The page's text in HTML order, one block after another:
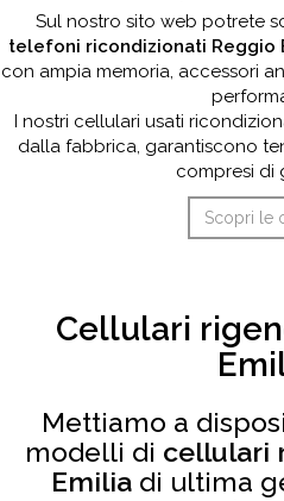
Sul nostro sito web potrete
telefoni ricondizionati Reggio
con ampia memoria, accessori
I nostri cellulari usati
dalla fabbrica, garantiscono
compresi di
Scopri le
Cellulari
Mettiamo a
modelli di cellulari
Emilia di ultima